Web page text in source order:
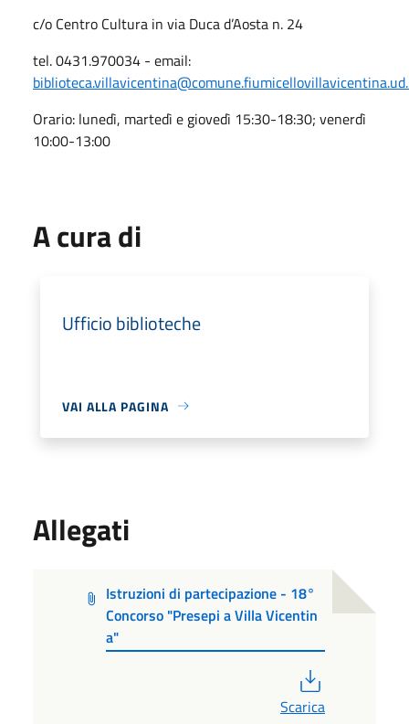
c/o Centro Cultura in via Duca d’Aosta n. 24
tel. 0431.970034 - email:
Orario: lunedì, martedì e giovedì 15:30-18:30; venerdì
10:00-13:00
A cura di
Ufficio biblioteche
VAI ALLA PAGINA
Allegati
Istruzioni di partecipazione - 18°
Concorso "Presepi a Villa Vicentin
a"
Scarica